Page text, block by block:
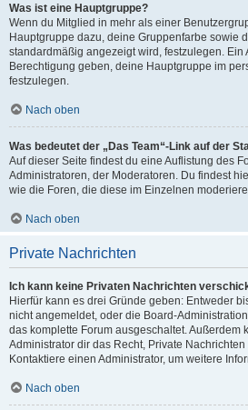
Was ist eine Hauptgruppe?
Wenn du Mitglied in mehr als einer
Hauptgruppe dazu, deine Gruppenfarbe sowie
standardmäßig angezeigt wird, festzulegen. Ein
Berechtigung geben, deine Hauptgruppe im
festzulegen.
Nach oben
Was bedeutet der „Das Team“-Link auf der
Auf dieser Seite findest du eine Auflistung des
Administratoren, der Moderatoren. Du findest
wie die Foren, die diese im Einzelnen
Nach oben
Private Nachrichten
Ich kann keine Privaten Nachrichten
Hierfür kann es drei Gründe geben: Entweder
nicht angemeldet, oder die Board-
das komplette Forum ausgeschaltet. Außerdem
Administrator dir das Recht, Private
Kontaktiere einen Administrator, um weitere
Nach oben